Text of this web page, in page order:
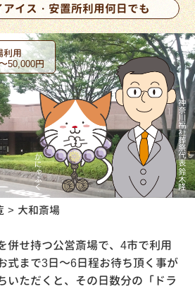
アイス・安置所利用何日でも
利用
50,000円
大和斎場
併せ持つ公営斎場で、4市で利用
式まで3日～6日程お待ち頂く事が
いただくと、その日数分の「ドラ